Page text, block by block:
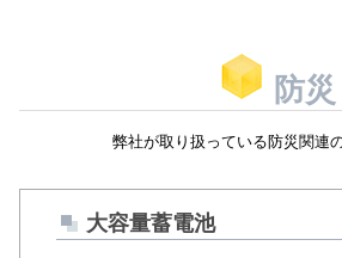
防災
弊社が取り扱っている防災関連
大容量蓄電池